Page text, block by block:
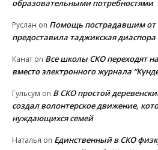
образовательными потребностями
Руслан on Помощь пострадавшим от
предоставила таджикская диаспора
Канат on Все школы СКО переходят
вместо электронного журнала
Гульсум on В СКО простой
создал волонтерское движение,
нуждающихся семей
Наталья on Единственный в СКО